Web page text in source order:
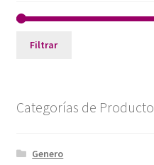
Filtrar
Categorías de Producto
Genero